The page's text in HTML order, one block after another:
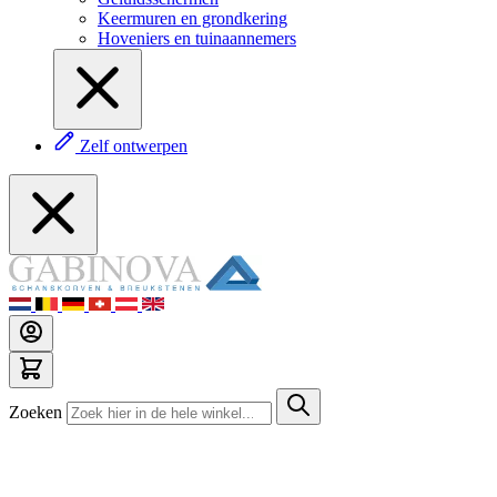
Keermuren en grondkering
Hoveniers en tuinaannemers
Zelf ontwerpen
Zoeken